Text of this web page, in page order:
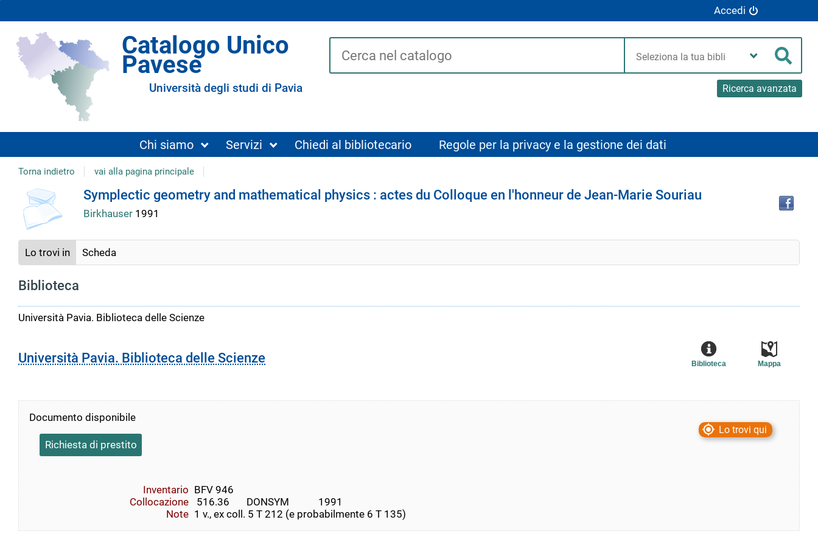
Accedi
Catalogo Unico
Pavese
Università degli studi di Pavia
Cerca su "Catalogo"
Cerca
Ricerca avanzata
Chi siamo Servizi Chiedi al bibliotecario Regole per la privacy e la gestione dei dati
Torna indietro vai alla pagina principale
Dettaglio
del
documento
Symplectic geometry and mathematical physics : actes du Colloque en l'honneur de Jean-Marie Souriau
Birkhauser 1991
Lo trovi in Scheda
Biblioteca
Università Pavia. Biblioteca delle Scienze
Università Pavia. Biblioteca delle Scienze Mappa
Biblioteca
Documento disponibile
Richiesta di prestito
Inventario BFV 946
Collocazione
516.36       DONSYM            1991
Note 1 v., ex coll. 5 T 212 (e probabilmente 6 T 135)
Lo trovi qui